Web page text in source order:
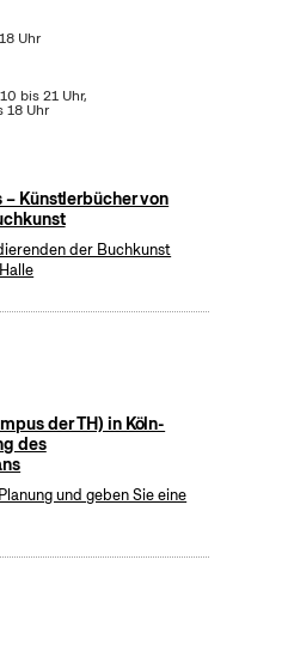
Uhr
bis 21 Uhr,
18 Uhr
Künstlerbücher von
der Buchkunst
der TH) in Köln-
des
und geben Sie eine